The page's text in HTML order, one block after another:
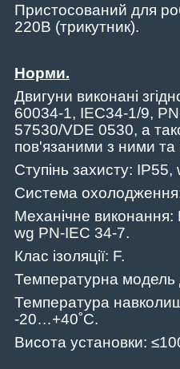
Пристосований для
220В (трикутник).
Норми.
Двигуни виконані
60034-1, IEC34-1/9, PN
57530/VDE 0530, а
пов'язаними з ними та
Ступінь захисту: IP55,
Система
Механічне виконання:
wg PN-IEC 34-7.
Клас ізоляції: F.
Температурна модель
Температура
-20…+40˚C.
Висота установки: